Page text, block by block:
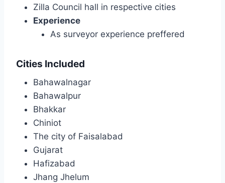
Zilla Council hall in respective cities
Experience
As surveyor experience preffered
Cities Included
Bahawalnagar
Bahawalpur
Bhakkar
Chiniot
The city of Faisalabad
Gujarat
Hafizabad
Jhang Jhelum